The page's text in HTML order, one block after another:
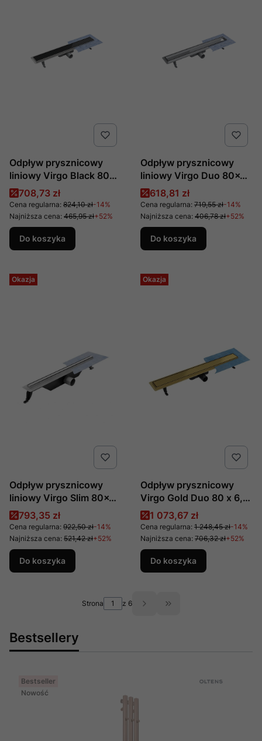
Odpływ prysznicowy
liniowy Virgo Black 80x6
cm produkcji Besco
Cena promocyjna
708,73 zł
Cena regularna: 824,10 zł-14%
Najniższa cena: 465,95 zł+52%
Do koszyka
Odpływ prysznicowy
liniowy Virgo Duo 80x6
cm produkcji Besco
Cena promocyjna
618,81 zł
Cena regularna: 719,55 zł-14%
Najniższa cena: 406,78 zł+52%
Do koszyka
Okazja
Odpływ prysznicowy
liniowy Virgo Slim 80x3
cm produkcji Besco
Cena promocyjna
793,35 zł
Cena regularna: 922,50 zł-14%
Najniższa cena: 521,42 zł+52%
Do koszyka
Okazja
Odpływ prysznicowy
Virgo Gold Duo 80 x 6,
nr kat. OL-80-VG
,producent Besco
Cena promocyjna
1 073,67 zł
Cena regularna: 1 248,45 zł-14%
Najniższa cena: 706,32 zł+52%
Do koszyka
Strona z 6 Przejdź do ostatniej
Bestsellery
Bestseller
Nowość